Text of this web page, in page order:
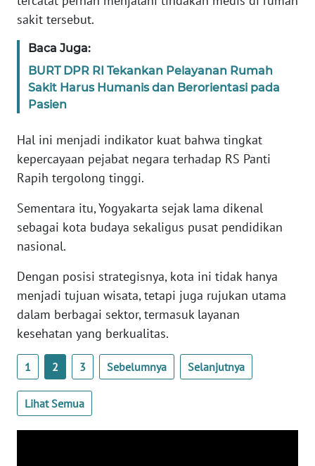
sakit tersebut.
Baca Juga:
BURT DPR RI Tekankan Pelayanan Rumah
Sakit Harus Humanis dan Berorientasi pada
Pasien
Hal ini menjadi indikator kuat bahwa tingkat
kepercayaan pejabat negara terhadap RS Panti
Rapih tergolong tinggi.
Sementara itu, Yogyakarta sejak lama dikenal
sebagai kota budaya sekaligus pusat pendidikan
nasional.
Dengan posisi strategisnya, kota ini tidak hanya
menjadi tujuan wisata, tetapi juga rujukan utama
dalam berbagai sektor, termasuk layanan
kesehatan yang berkualitas.
1 2 3 Sebelumnya Selanjutnya
Lihat Semua
WN
SUMUT
JAKARTA
WN
WN
BANTEN
WN
NTT
KEPRI
WN
PAPUA
BARAT